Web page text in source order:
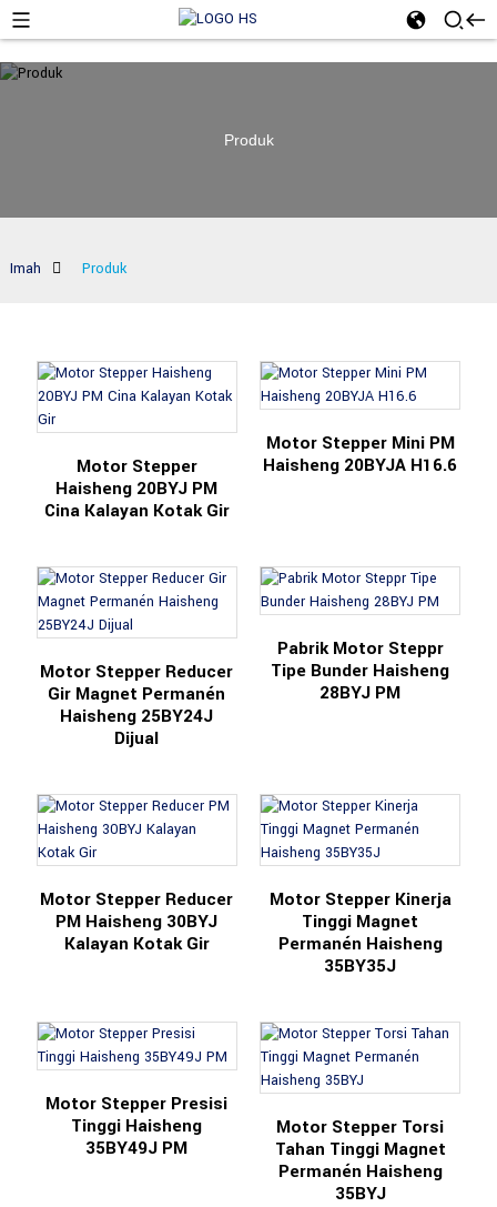
Produk
Imah Produk
Motor Stepper
Haisheng 20BYJ PM
Cina Kalayan Kotak Gir
Motor Stepper Mini PM
Haisheng 20BYJA H16.6
Motor Stepper Reducer
Gir Magnet Permanén
Haisheng 25BY24J
Dijual
Pabrik Motor Steppr
Tipe Bunder Haisheng
28BYJ PM
Motor Stepper Reducer
PM Haisheng 30BYJ
Kalayan Kotak Gir
Motor Stepper Kinerja
Tinggi Magnet
Permanén Haisheng
35BY35J
Motor Stepper Presisi
Tinggi Haisheng
35BY49J PM
Motor Stepper Torsi
Tahan Tinggi Magnet
Permanén Haisheng
35BYJ